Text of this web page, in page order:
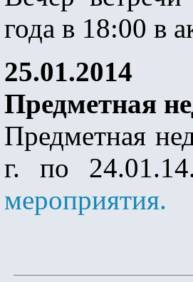
года в 18:00 в
25.01.2014
Предметная
Предметная
г. по
мероприятия.